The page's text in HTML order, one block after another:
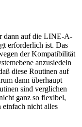
dann auf die LINE-A-
erforderlich ist. Das
der Kompatibilität
anzusiedeln
diese Routinen auf
dann überhaupt
sind verglichen
ganz so flexibel,
einfach nicht alles